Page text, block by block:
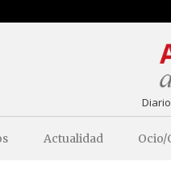
Actualidad Ocio/